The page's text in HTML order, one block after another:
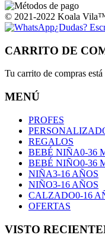
© 2021-2022 Koala
¿Dudas?
CARRITO DE
Tu carrito de compras
MENÚ
PROFES
REGALOS
BEBÉ NIÑA0-36
BEBÉ NIÑO0-36
NIÑA3-16 AÑOS
NIÑO3-16 AÑOS
CALZADO0-16
OFERTAS
VISTO